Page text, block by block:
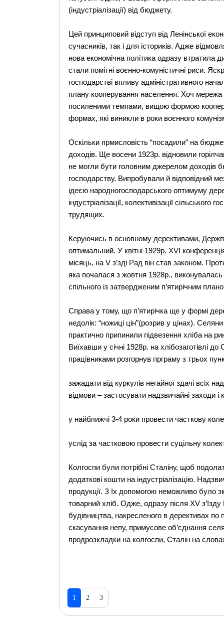
(індустріалізації) від бюджету.
Цей принциповий відступ від Ленінської
сучасників, так і для істориків. Адже
нова економічна політика одразу втратила
стали помітні воєнно-комуністичні риси.
господарстві впливу адміністративного
плану кооперування населення. Хоч мережа
посиленими темпами, вищою формою
формах, які виникли в роки воєнного
Оскільки прмисловість “посадили” на
доходів. Ще восени 1923р. відновили
не могли бути головним джерелом доходів
господарству. Випробували й відповідний
ідеєю народногосподарського оптимуму
індустріалізації, колективізації
трудящих.
Керуючись в основному дерективами,
оптимальний. У квітні 1929р. XVI
місяць, на V з’зді Рад він став законом.
яка почалася з жовтня 1928р.,
спільного із затвердженим п’ятирічним
Справа у тому, що п’ятирічка ще у формі
недолік: “ножиці цін”(розрив у цінах).
практично припинили підвезення хліба на
Виїхавши у січні 1928р. на хлібозаготівлі
працівниками розгорнув прграму з трьох
зажадати від куркулів негайної здачі всіх
відмови – застосувати надзвичайні заходи
у найближчі 3-4 роки провести часткову
услід за частковою провести суцільну
Колгоспи були потрібні Сталіну, щоб
додаткові кошти на індустріалізацію.
продукції. З їх допомогою неможливо було
товарний хліб. Одже, одразу після ХV
будівництва, накресленого в дерективах
скасування непу, примусове об’єднання
продрозкладки на колгоспи, Сталін на
1 2 3